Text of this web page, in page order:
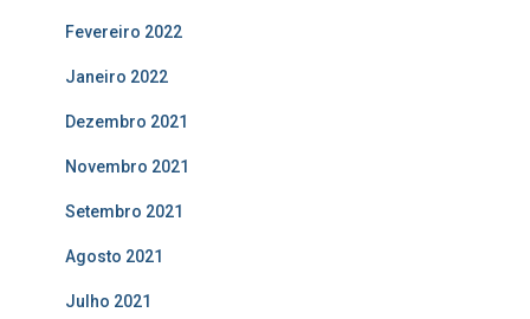
Fevereiro 2022
Janeiro 2022
Dezembro 2021
Novembro 2021
Setembro 2021
Agosto 2021
Julho 2021